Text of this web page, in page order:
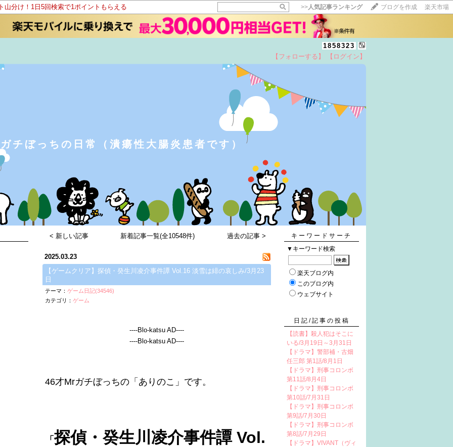
山分け！1日5回検索で1ポイントもらえる >>人気記事ランキング ブログを作成 楽天市場
1858323
【フォローする】
【ログイン】
チぼっちの日常（潰瘍性大腸炎患者です）
< 新しい記事 新着記事一覧(全10548件) 過去の記事 >
2025.03.23
【ゲームクリア】探偵​・癸生川凌介事件譚 Vol.16 淡雪は緋の哀しみ/3月23
日
テーマ： ゲーム日記(34546)
カテゴリ： ゲーム
----Blo-katsu AD----
----Blo-katsu AD----
46才Mrガチぼっちの「ありのこ」です。
「探偵​・癸生川凌介事件譚 Vol.
キーワードサーチ
▼キーワード検索
楽天ブログ内
このブログ内
ウェブサイト
日記/記事の投稿
【読書】殺人犯はそこに
いる/3月19日～3月31日
【ドラマ】警部補・古畑
任三郎 第1話/8月1日
【ドラマ】刑事コロンボ
第11話/8月4日
【ドラマ】刑事コロンボ
第10話/7月31日
【ドラマ】刑事コロンボ
第9話/7月30日
【ドラマ】刑事コロンボ
第8話/7月29日
【ドラマ】VIVANT（ヴィ